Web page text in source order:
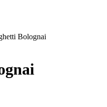
Bolognai